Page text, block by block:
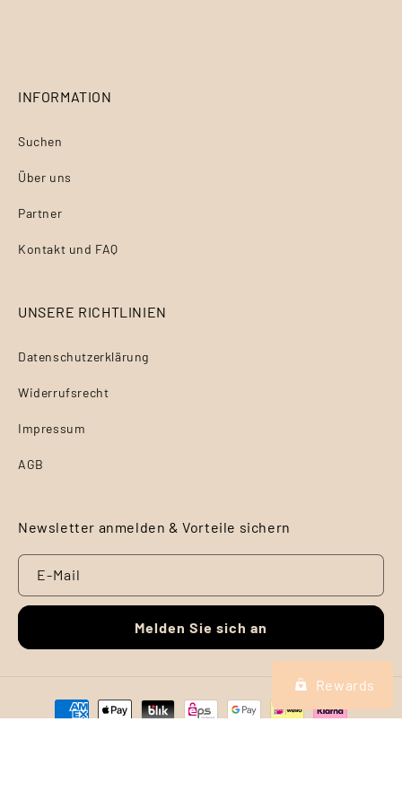
INFORMATION
Suchen
Über uns
Partner
Kontakt und FAQ
UNSERE RICHTLINIEN
Datenschutzerklärung
Widerrufsrecht
Impressum
AGB
Newsletter anmelden & Vorteile sichern
E-Mail
Melden Sie sich an
Zahlungsmethoden
Rewards